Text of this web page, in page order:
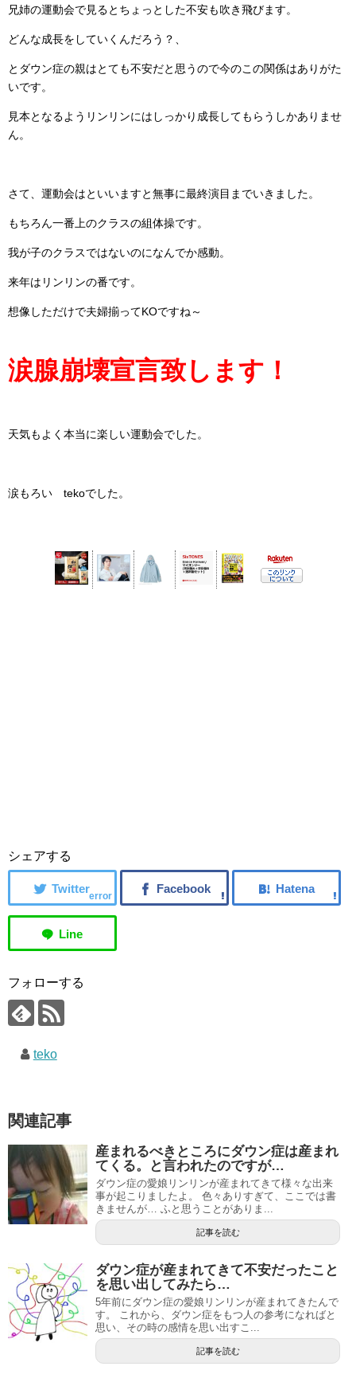
兄姉の運動会で見るとちょっとした不安も吹き飛びます。
どんな成長をしていくんだろう？、
とダウン症の親はとても不安だと思うので今のこの関係はありがた
いです。
見本となるようリンリンにはしっかり成長してもらうしかありませ
ん。
さて、運動会はといいますと無事に最終演目までいきました。
もちろん一番上のクラスの組体操です。
我が子のクラスではないのになんでか感動。
来年はリンリンの番です。
想像しただけで夫婦揃ってKOですね～
涙腺崩壊宣言致します！
天気もよく本当に楽しい運動会でした。
涙もろい tekoでした。
シェアする
error
フォローする
teko
関連記事
産まれるべきところにダウン症は産まれ
てくる。と言われたのですが…
ダウン症の愛娘リンリンが産まれてきて様々な出来
事が起こりましたよ。 色々ありすぎて、ここでは書
きませんが… ふと思うことがありま...
記事を読む
ダウン症が産まれてきて不安だったこと
を思い出してみたら…
5年前にダウン症の愛娘リンリンが産まれてきたんで
す。 これから、ダウン症をもつ人の参考になればと
思い、その時の感情を思い出すこ...
記事を読む